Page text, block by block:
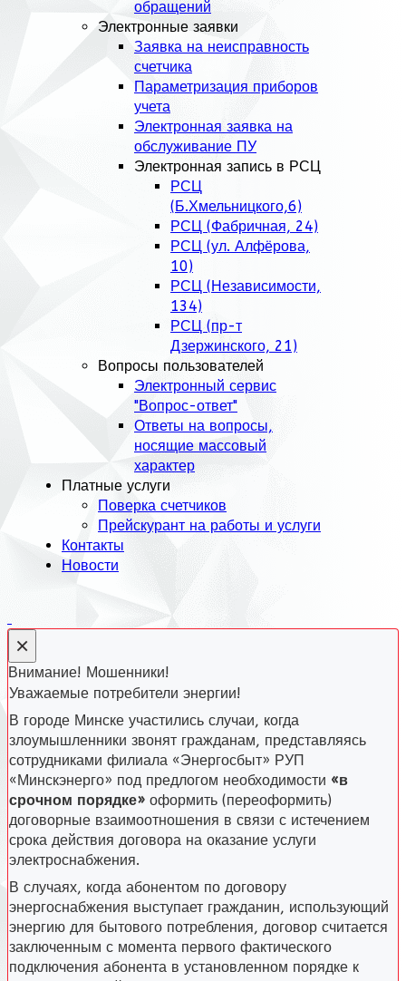
обращений
Электронные заявки
Заявка на неисправность
счетчика
Параметризация приборов
учета
Электронная заявка на
обслуживание ПУ
Электронная запись в РСЦ
РСЦ
(Б.Хмельницкого,6)
РСЦ (Фабричная, 24)
РСЦ (ул. Алфёрова,
10)
РСЦ (Независимости,
134)
РСЦ (пр-т
Дзержинского, 21)
Вопросы пользователей
Электронный сервис
"Вопрос-ответ"
Ответы на вопросы,
носящие массовый
характер
Платные услуги
Поверка счетчиков
Прейскурант на работы и услуги
Контакты
Новости
×
Внимание! Мошенники!
Уважаемые потребители энергии!
В городе Минске участились случаи, когда
злоумышленники звонят гражданам, представляясь
сотрудниками филиала «Энергосбыт» РУП
«Минскэнерго» под предлогом необходимости «в
срочном порядке» оформить (переоформить)
договорные взаимоотношения в связи с истечением
срока действия договора на оказание услуги
электроснабжения.
В случаях, когда абонентом по договору
энергоснабжения выступает гражданин, использующий
энергию для бытового потребления, договор считается
заключенным с момента первого фактического
подключения абонента в установленном порядке к